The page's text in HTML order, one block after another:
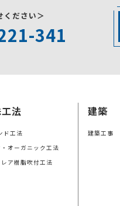
ください＞
341
法
ド工法
オーガニック工法
ア樹脂吹付工法
建築
建築工事